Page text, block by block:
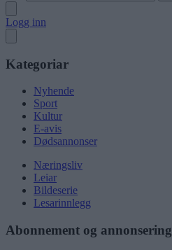
Logg inn
Kategoriar
Nyhende
Sport
Kultur
E-avis
Dødsannonser
Næringsliv
Leiar
Bildeserie
Lesarinnlegg
Abonnement og annonsering